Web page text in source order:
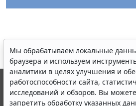
Мы обрабатываем локальные
браузера и используем
аналитики в целях улучшения и
работоспособности сайта,
исследований и обзоров. Вы можете
запретить обработку указанных
© ООО "НПП "ГАРАНТ-СЕРВИС", 2026.
выпускается с 1990 года. Компания